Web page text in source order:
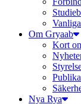
Om Gryaab
Kort
Nya Rya